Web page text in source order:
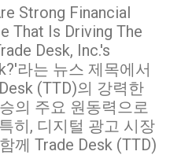
Strong Financial
That Is Driving The
Desk, Inc.'s
라는 뉴스 제목에서
(TTD)의 강력한
의 주요 원동력으로
히, 디지털 광고 시장
께 Trade Desk (TTD)